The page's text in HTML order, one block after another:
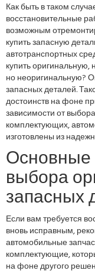
Как быть в таком
восстановительные
возможным
купить запасную
автотранспортных
купить
но неоригинальную?
запасных деталей.
достоинств на фоне
зависимости от
комплектующих,
изготовлены из
Основные
выбора
запасных
Если вам требуется
вновь исправным,
автомобильные
комплектующие,
на фоне другого